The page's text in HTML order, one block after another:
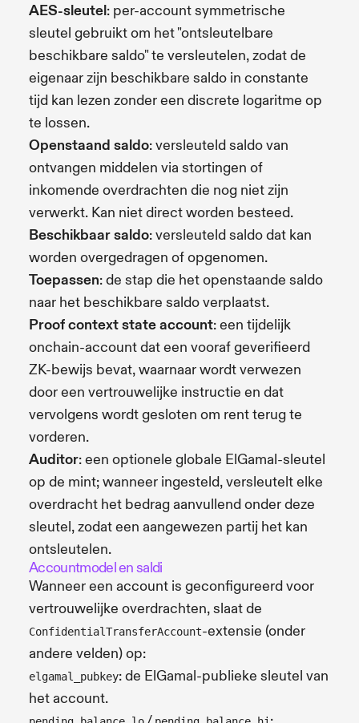
AES-sleutel: per-account symmetrische
sleutel gebruikt om het "ontsleutelbare
beschikbare saldo" te versleutelen, zodat de
eigenaar zijn beschikbare saldo in constante
tijd kan lezen zonder een discrete logaritme op
te lossen.
Openstaand saldo: versleuteld saldo van
ontvangen middelen via stortingen of
inkomende overdrachten die nog niet zijn
verwerkt. Kan niet direct worden besteed.
Beschikbaar saldo: versleuteld saldo dat kan
worden overgedragen of opgenomen.
Toepassen: de stap die het openstaande saldo
naar het beschikbare saldo verplaatst.
Proof context state account: een tijdelijk
onchain-account dat een vooraf geverifieerd
ZK-bewijs bevat, waarnaar wordt verwezen
door een vertrouwelijke instructie en dat
vervolgens wordt gesloten om rent terug te
vorderen.
Auditor: een optionele globale ElGamal-sleutel
op de mint; wanneer ingesteld, versleutelt elke
overdracht het bedrag aanvullend onder deze
sleutel, zodat een aangewezen partij het kan
ontsleutelen.
Accountmodel en saldi
Wanneer een account is geconfigureerd voor
vertrouwelijke overdrachten, slaat de
ConfidentialTransferAccount-extensie (onder
andere velden) op:
elgamal_pubkey: de ElGamal-publieke sleutel van
het account.